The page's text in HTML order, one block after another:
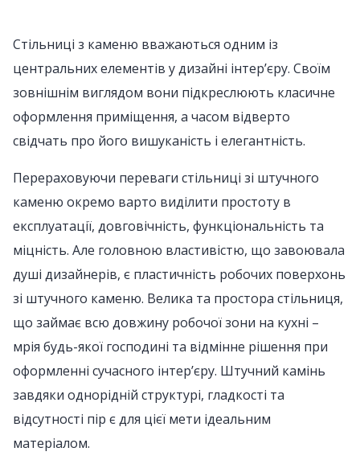
Стільниці з каменю вважаються одним із
центральних елементів у дизайні інтер’єру. Своїм
зовнішнім виглядом вони підкреслюють класичне
оформлення приміщення, а часом відверто
свідчать про його вишуканість і елегантність.
Перераховуючи переваги стільниці зі штучного
каменю окремо варто виділити простоту в
експлуатації, довговічність, функціональність та
міцність. Але головною властивістю, що завоювала
душі дизайнерів, є пластичність робочих поверхонь
зі штучного каменю. Велика та простора стільниця,
що займає всю довжину робочої зони на кухні –
мрія будь-якої господині та відмінне рішення при
оформленні сучасного інтер’єру. Штучний камінь
завдяки однорідній структурі, гладкості та
відсутності пір є для цієї мети ідеальним
матеріалом.